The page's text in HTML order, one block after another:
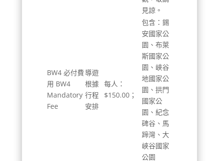
見諒。
BW4 必付費
用 BW4
Mandatory
Fee
導遊
根據
行程
安排
每人：
$150.00；
包含：錫
安國家公
園、布萊
斯國家公
園、峽谷
地國家公
園、拱門
國家公
園、紀念
碑谷、馬
蹄灣、大
峽谷國家
公園